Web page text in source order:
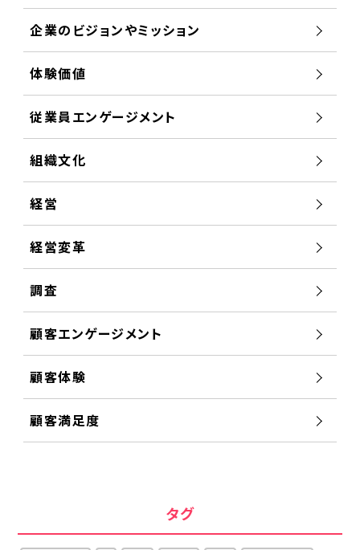
企業のビジョンやミッション
体験価値
従業員エンゲージメント
組織文化
経営
経営変革
調査
顧客エンゲージメント
顧客体験
顧客満足度
タグ